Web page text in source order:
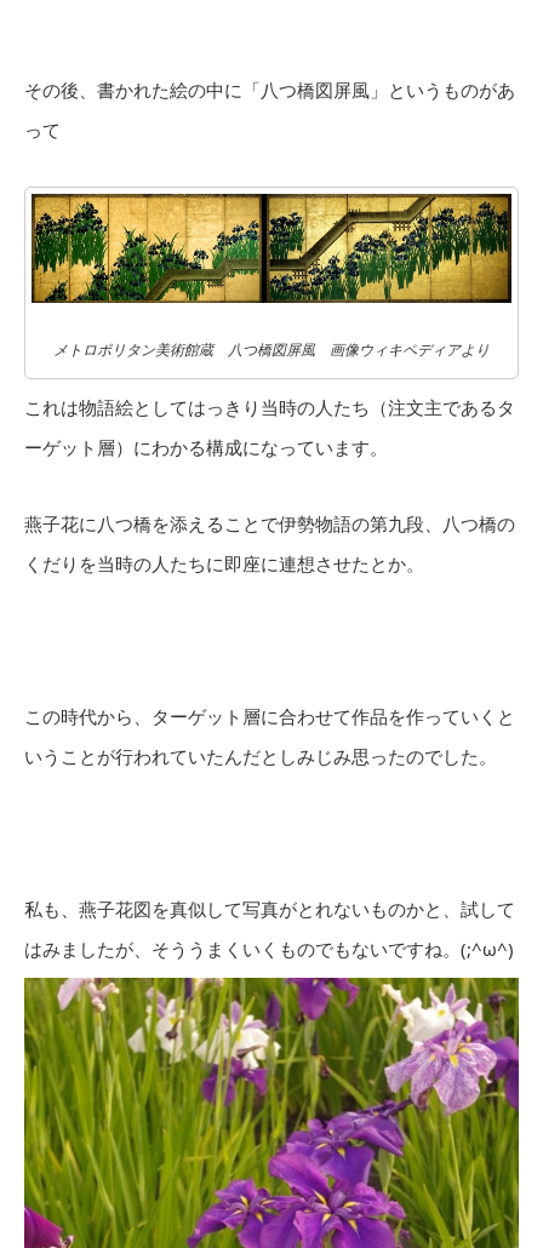
その後、書かれた絵の中に「八つ橋図屏風」というものがあ
って
メトロポリタン美術館蔵 八つ橋図屏風 画像ウィキペディアより
これは物語絵としてはっきり当時の人たち（注文主であるタ
ーゲット層）にわかる構成になっています。
燕子花に八つ橋を添えることで伊勢物語の第九段、八つ橋の
くだりを当時の人たちに即座に連想させたとか。
この時代から、ターゲット層に合わせて作品を作っていくと
いうことが行われていたんだとしみじみ思ったのでした。
私も、燕子花図を真似して写真がとれないものかと、試して
はみましたが、そううまくいくものでもないですね。(;^ω^)